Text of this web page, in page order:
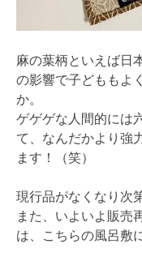
麻の葉柄といえば日
の影響で子どももよ
か。
ゲゲゲな人間的には
て、なんだかより強
ます！（笑）
現行品がなくなり次
また、いよいよ販売
は、こちらの風呂敷